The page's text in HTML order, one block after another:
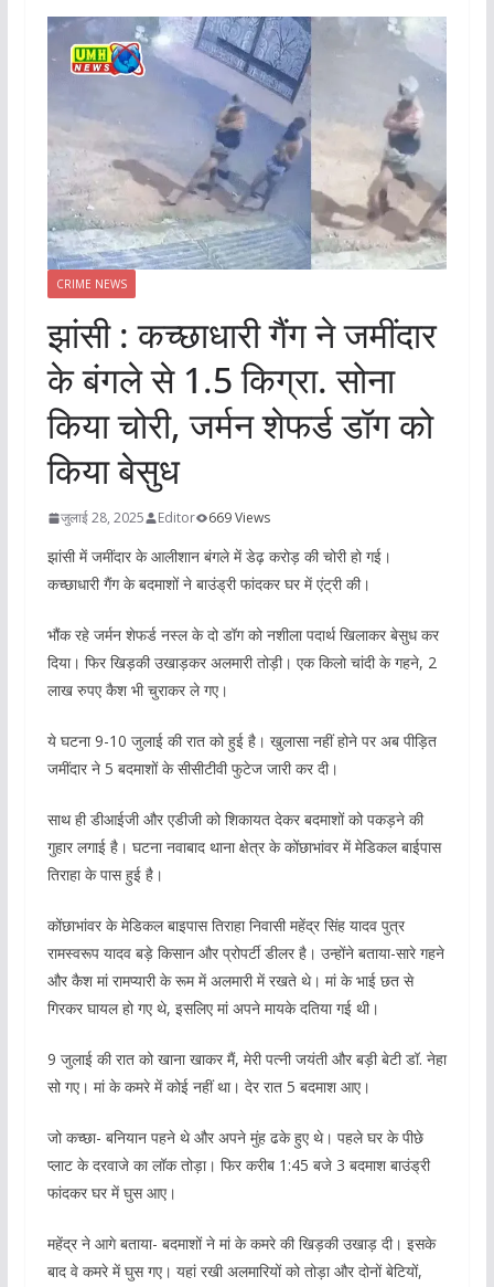
CRIME NEWS
झांसी : कच्छाधारी गैंग ने जमींदार
के बंगले से 1.5 किग्रा. सोना
किया चोरी, जर्मन शेफर्ड डॉग को
किया बेसुध
जुलाई 28, 2025 Editor 669 Views
झांसी में जमींदार के आलीशान बंगले में डेढ़ करोड़ की चोरी हो गई।
कच्छाधारी गैंग के बदमाशों ने बाउंड्री फांदकर घर में एंट्री की।
भौंक रहे जर्मन शेफर्ड नस्ल के दो डॉग को नशीला पदार्थ खिलाकर बेसुध कर
दिया। फिर खिड़की उखाड़कर अलमारी तोड़ी। एक किलो चांदी के गहने, 2
लाख रुपए कैश भी चुराकर ले गए।
ये घटना 9-10 जुलाई की रात को हुई है। खुलासा नहीं होने पर अब पीड़ित
जमींदार ने 5 बदमाशों के सीसीटीवी फुटेज जारी कर दी।
साथ ही डीआईजी और एडीजी को शिकायत देकर बदमाशों को पकड़ने की
गुहार लगाई है। घटना नवाबाद थाना क्षेत्र के कोंछाभांवर में मेडिकल बाईपास
तिराहा के पास हुई है।
कोंछाभांवर के मेडिकल बाइपास तिराहा निवासी महेंद्र सिंह यादव पुत्र
रामस्वरूप यादव बड़े किसान और प्रोपर्टी डीलर है। उन्होंने बताया-सारे गहने
और कैश मां रामप्यारी के रूम में अलमारी में रखते थे। मां के भाई छत से
गिरकर घायल हो गए थे, इसलिए मां अपने मायके दतिया गई थी।
9 जुलाई की रात को खाना खाकर मैं, मेरी पत्नी जयंती और बड़ी बेटी डॉ. नेहा
सो गए। मां के कमरे में कोई नहीं था। देर रात 5 बदमाश आए।
जो कच्छा- बनियान पहने थे और अपने मुंह ढके हुए थे। पहले घर के पीछे
प्लाट के दरवाजे का लॉक तोड़ा। फिर करीब 1:45 बजे 3 बदमाश बाउंड्री
फांदकर घर में घुस आए।
महेंद्र ने आगे बताया- बदमाशों ने मां के कमरे की खिड़की उखाड़ दी। इसके
बाद वे कमरे में घुस गए। यहां रखी अलमारियों को तोड़ा और दोनों बेटियों,